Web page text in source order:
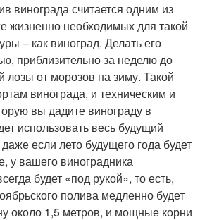
винограда считается одним из
жизненно необходимых для такой
– как виноград. Делать его
приблизительно за неделю до
лозы от морозов на зиму. Такой
винограда, и техническим и
вы дадите винограду в
использовать весь будущий
если лето будущего года будет
у вашего виноградника
будет «под рукой», то есть,
полива медленно будет
около 1,5 метров, и мощные корни